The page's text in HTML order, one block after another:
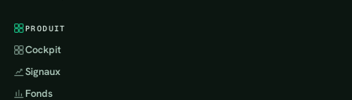
PRODUIT
Cockpit
Signaux
Fonds